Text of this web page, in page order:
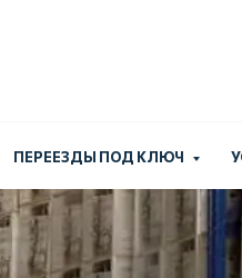
ПЕРЕЕЗДЫ ПОД КЛЮЧ